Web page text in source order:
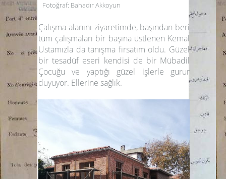
Fotoğraf: Bahadır Akkoyun
Çalışma alanını ziyaretimde, başından beri
tüm çalışmaları bir başına üstlenen Kemal
Ustamızla da tanışma fırsatım oldu. Güzel
bir tesadüf eseri kendisi de bir Mübadil
Çocuğu ve yaptığı güzel işlerle gurur
duyuyor. Ellerine sağlık.